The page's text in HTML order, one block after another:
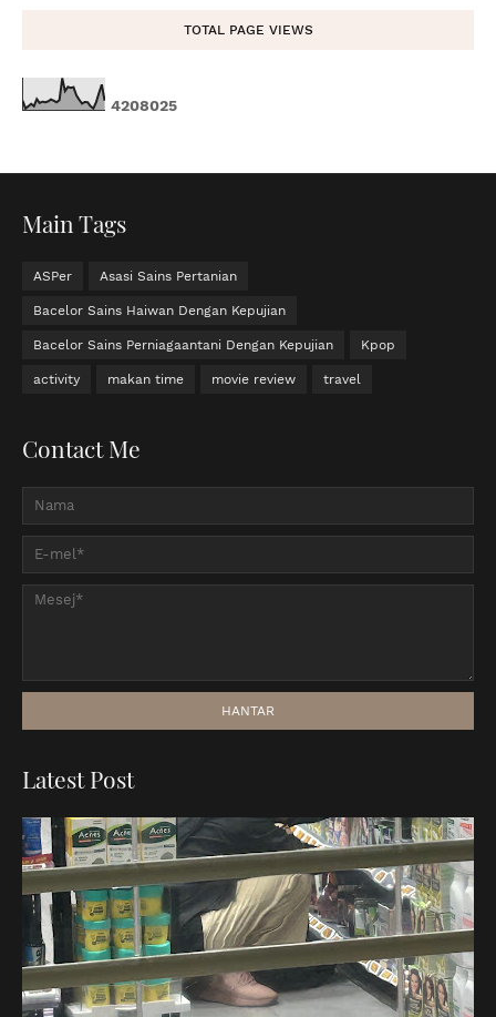
TOTAL PAGE VIEWS
4208025
Main Tags
ASPer Asasi Sains Pertanian
Bacelor Sains Haiwan Dengan Kepujian
Bacelor Sains Perniagaantani Dengan Kepujian Kpop
activity makan time movie review travel
Contact Me
Latest Post